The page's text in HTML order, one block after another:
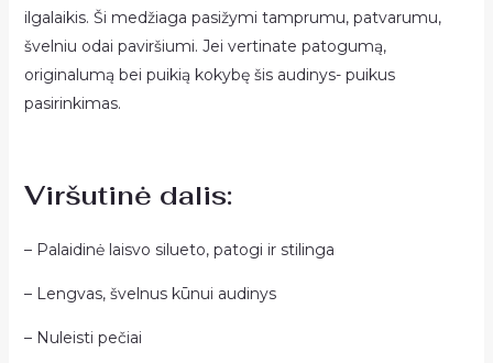
ilgalaikis. Ši medžiaga pasižymi tamprumu, patvarumu,
švelniu odai paviršiumi. Jei vertinate patogumą,
originalumą bei puikią kokybę šis audinys- puikus
pasirinkimas.
Viršutinė dalis:
– Palaidinė laisvo silueto, patogi ir stilinga
– Lengvas, švelnus kūnui audinys
– Nuleisti pečiai